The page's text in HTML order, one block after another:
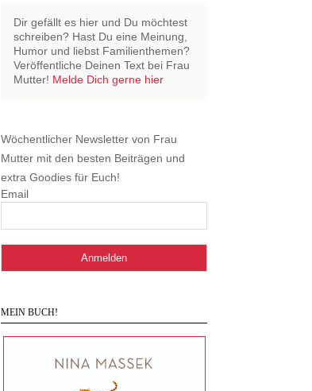
Dir gefällt es hier und Du möchtest
schreiben? Hast Du eine Meinung,
Humor und liebst Familienthemen?
Veröffentliche Deinen Text bei Frau
Mutter! Melde Dich gerne hier
Wöchentlicher Newsletter von Frau
Mutter mit den besten Beiträgen und
extra Goodies für Euch!
Email
MEIN BUCH!